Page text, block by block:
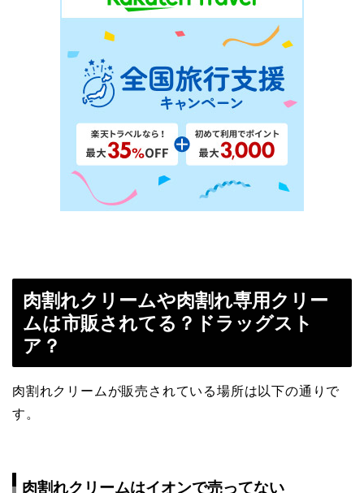
肉割れクリームや肉割れ専用クリー
ムは市販されてる？ドラッグスト
ア？
肉割れクリームが販売されている場所は以下の通りで
す。
肉割れクリームはイオンで売ってない